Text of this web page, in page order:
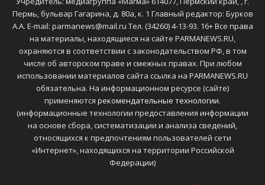
Пермь, бульвар Гагарина, д. 80а, к. 1 Главный редактор: Бурков
А.А. E-mail: parmanews@mail.ru Тел. (34260) 4-13-93. 16+ Все права
на материалы, находящиеся на сайте PARMANEWS.RU,
охраняются в соответствии с законодательством РФ, в том
числе об авторском праве и смежных правах. При любом
использовании материалов сайта ссылка на PARMANEWS.RU
обязательна. На информационном ресурсе (сайте)
применяются рекомендательные технологии.
(информационные технологии предоставления информации
на основе сбора, систематизации и анализа сведений,
относящихся к предпочтениям пользователей сети
«Интернет», находящихся на территории Российской
Федерации)